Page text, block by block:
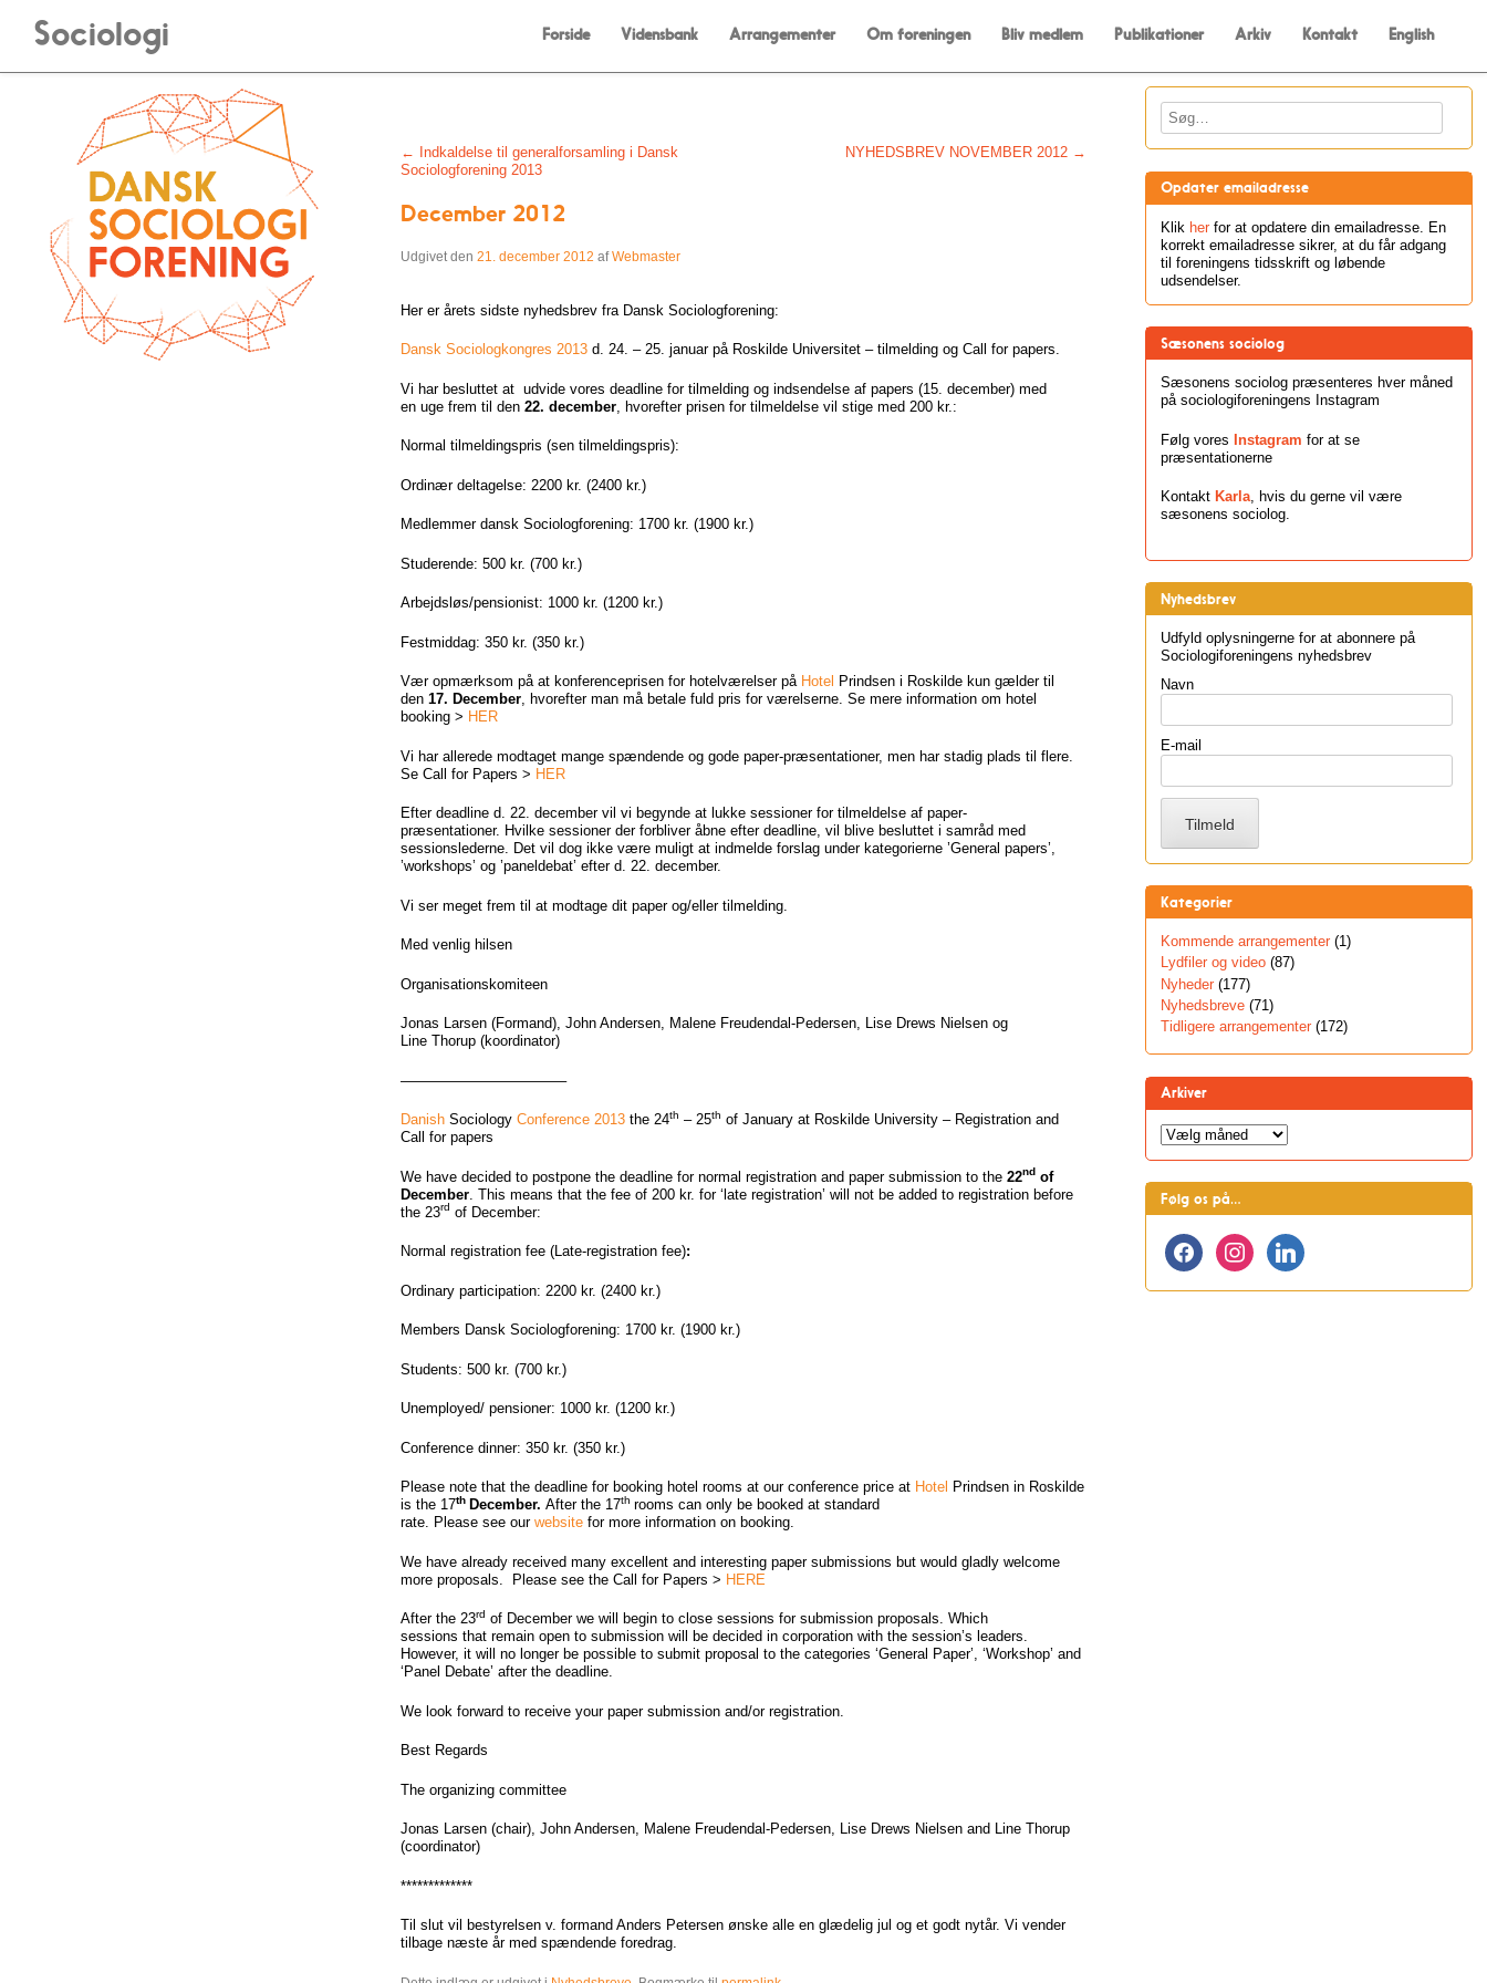
Sociologi Skip to content
Forside Vidensbank Arrangementer Om foreningen Bliv medlem Publikationer Arkiv Kontakt English
Post navigation NYHEDSBREV NOVEMBER 2012 →
←
Indkaldelse til generalforsamling i Dansk
Sociologforening 2013
December 2012
Udgivet den 21. december 2012 afWebmaster
Her er årets sidste nyhedsbrev fra Dansk Sociologforening:
Dansk Sociologkongres 2013 d. 24. – 25. januar på Roskilde Universitet – tilmelding og Call for papers.
Vi har besluttet at udvide vores deadline for tilmelding og indsendelse af papers (15. december) med
en uge frem til den 22. december , hvorefter prisen for tilmeldelse vil stige med 200 kr.:
Normal tilmeldingspris (sen tilmeldingspris):
Ordinær deltagelse: 2200 kr. (2400 kr.)
Medlemmer dansk Sociologforening: 1700 kr. (1900 kr.)
Studerende: 500 kr. (700 kr.)
Arbejdsløs/pensionist: 1000 kr. (1200 kr.)
Festmiddag: 350 kr. (350 kr.)
Vær opmærksom på at konferenceprisen for hotelværelser på Hotel Prindsen i Roskilde kun gælder til
den 17. December, hvorefter man må betale fuld pris for værelserne. Se mere information om hotel
booking > HER
Vi har allerede modtaget mange spændende og gode paper-præsentationer, men har stadig plads til flere.
Se Call for Papers > HER
Efter deadline d. 22. december vil vi begynde at lukke sessioner for tilmeldelse af paper-
præsentationer. Hvilke sessioner der forbliver åbne efter deadline, vil blive besluttet i samråd med
sessionslederne. Det vil dog ikke være muligt at indmelde forslag under kategorierne ’General papers’,
’workshops’ og ’paneldebat’ efter d. 22. december.
Vi ser meget frem til at modtage dit paper og/eller tilmelding.
Med venlig hilsen
Organisationskomiteen
Jonas Larsen (Formand), John Andersen, Malene Freudendal-Pedersen, Lise Drews Nielsen og
Line Thorup (koordinator)
———————————–
Danish Sociology Conference 2013 the 24th – 25th of January at Roskilde University – Registration and
Call for papers
We have decided to postpone the deadline for normal registration and paper submission to the 22nd of
December . This means that the fee of 200 kr. for ‘late registration’ will not be added to registration before
the 23rd of December:
Normal registration fee (Late-registration fee):
Ordinary participation: 2200 kr. (2400 kr.)
Members Dansk Sociologforening: 1700 kr. (1900 kr.)
Students: 500 kr. (700 kr.)
Unemployed/ pensioner: 1000 kr. (1200 kr.)
Conference dinner: 350 kr. (350 kr.)
Please note that the deadline for booking hotel rooms at our conference price at Hotel Prindsen in Roskilde
is the 17th December. After the 17th rooms can only be booked at standard
rate. Please see our website for more information on booking.
We have already received many excellent and interesting paper submissions but would gladly welcome
more proposals. Please see the Call for Papers > HERE
After the 23rd of December we will begin to close sessions for submission proposals. Which
sessions that remain open to submission will be decided in corporation with the session’s leaders.
However, it will no longer be possible to submit proposal to the categories ‘General Paper’, ‘Workshop’ and
‘Panel Debate’ after the deadline.
We look forward to receive your paper submission and/or registration.
Best Regards
The organizing committee
Jonas Larsen (chair), John Andersen, Malene Freudendal-Pedersen, Lise Drews Nielsen and Line Thorup
(coordinator)
*************
Til slut vil bestyrelsen v. formand Anders Petersen ønske alle en glædelig jul og et godt nytår. Vi vender
tilbage næste år med spændende foredrag.
Søg
Opdater emailadresse
Klik herfor at opdatere din emailadresse. En
korrekt emailadresse sikrer, at du får adgang
til foreningens tidsskrift og løbende
udsendelser.
Sæsonens sociolog
Sæsonens sociolog præsenteres hver måned
på sociologiforeningens Instagram
Følg vores Instagram for at se
præsentationerne
Kontakt Karla, hvis du gerne vil være
sæsonens sociolog.
Nyhedsbrev
Udfyld oplysningerne for at abonnere på
Sociologiforeningens nyhedsbrev
Navn
E-mail
Kategorier
Kommende arrangementer(1)
Lydfiler og video(87)
Nyheder(177)
Nyhedsbreve(71)
Tidligere arrangementer(172)
Arkiver
Arkiver
Følg os på…
facebookinstagramlinkedin